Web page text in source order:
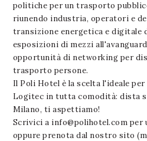
politiche per un trasporto
riunendo industria, operatori e
transizione energetica e digitale
esposizioni di mezzi
opportunità di networking per
trasporto persone.
Il Poli Hotel è la scelta l'ideale
Logitec in tutta comodità: dista
Milano, ti aspettiamo!
Scrivici a info@polihotel.com per
oppure prenota dal nostro sito